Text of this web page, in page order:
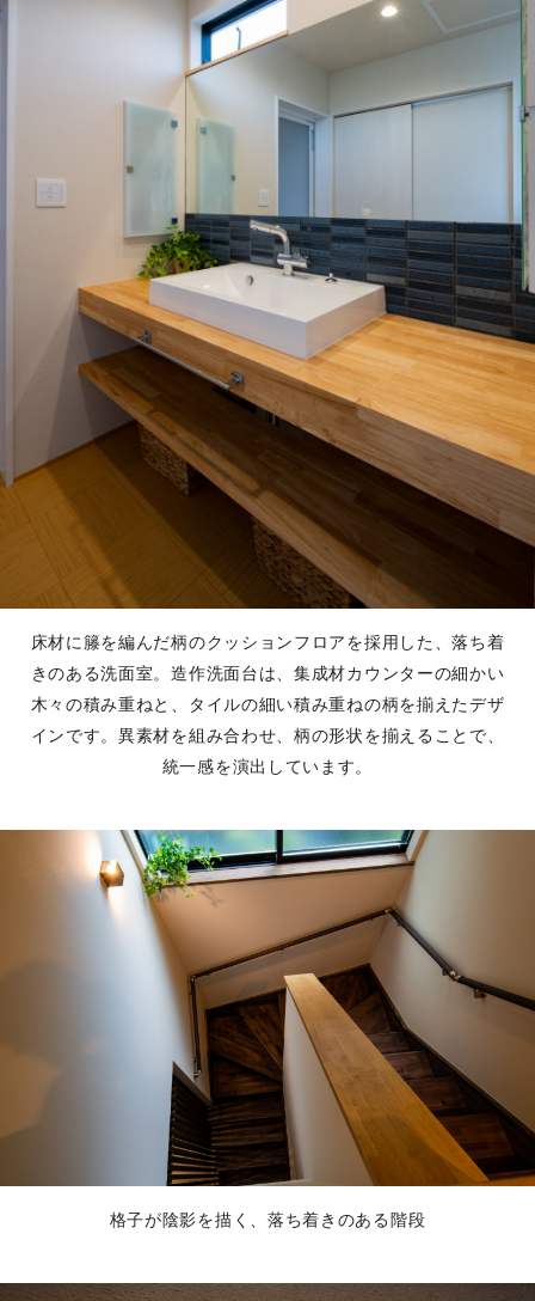
床材に籐を編んだ柄のクッションフロアを採用した、落ち着
きのある洗面室。造作洗面台は、集成材カウンターの細かい
木々の積み重ねと、タイルの細い積み重ねの柄を揃えたデザ
インです。異素材を組み合わせ、柄の形状を揃えることで、
統一感を演出しています。
格子が陰影を描く、落ち着きのある階段